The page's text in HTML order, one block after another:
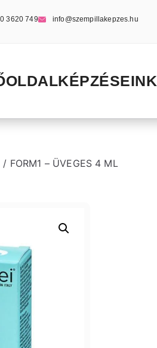
3620 749 info@szempillakepzes.hu
KÉPZÉSEINK
/ FORM1 – ÜVEGES 4 ML